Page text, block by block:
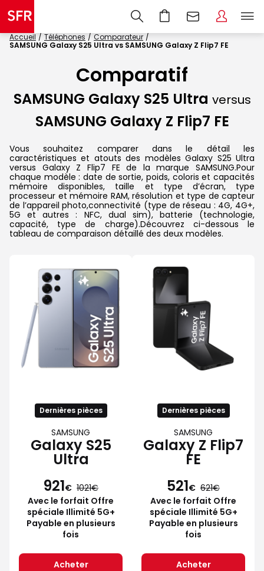
Accueil Téléphones
Comparateur
SAMSUNG Galaxy S25 Ultra vs SAMSUNG Galaxy Z Flip7 FE
Comparatif
SAMSUNG Galaxy S25 Ultra versus
SAMSUNG Galaxy Z Flip7 FE
Vous souhaitez comparer dans le détail les
caractéristiques et atouts des modèles Galaxy S25 Ultra
versus Galaxy Z Flip7 FE de la marque SAMSUNG.Pour
chaque modèle : date de sortie, poids, coloris et capacités
mémoire disponibles, taille et type d’écran, type
processeur et mémoire RAM, résolution et type de capteur
de l’appareil photo,connectivité (type de réseau : 4G, 4G+,
5G et autres : NFC, dual sim), batterie (technologie,
capacité, type de charge).Découvrez ci-dessous le
tableau de comparaison détaillé des deux modèles.
Dernières pièces
SAMSUNG
Galaxy S25
Ultra
921€ 1021
Avec le forfait Offre
spéciale Illimité 5G+
Payable en plusieurs
fois
Acheter
Dernières pièces
SAMSUNG
Galaxy Z Flip7
FE
521€ 621
Avec le forfait Offre
spéciale Illimité 5G+
Payable en plusieurs
fois
Acheter